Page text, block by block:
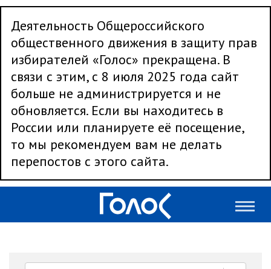
Деятельность Общероссийского
общественного движения в защиту прав
избирателей «Голос» прекращена. В
связи с этим, с 8 июля 2025 года сайт
больше не администрируется и не
обновляется. Если вы находитесь в
России или планируете её посещение,
то мы рекомендуем вам не делать
перепостов с этого сайта.